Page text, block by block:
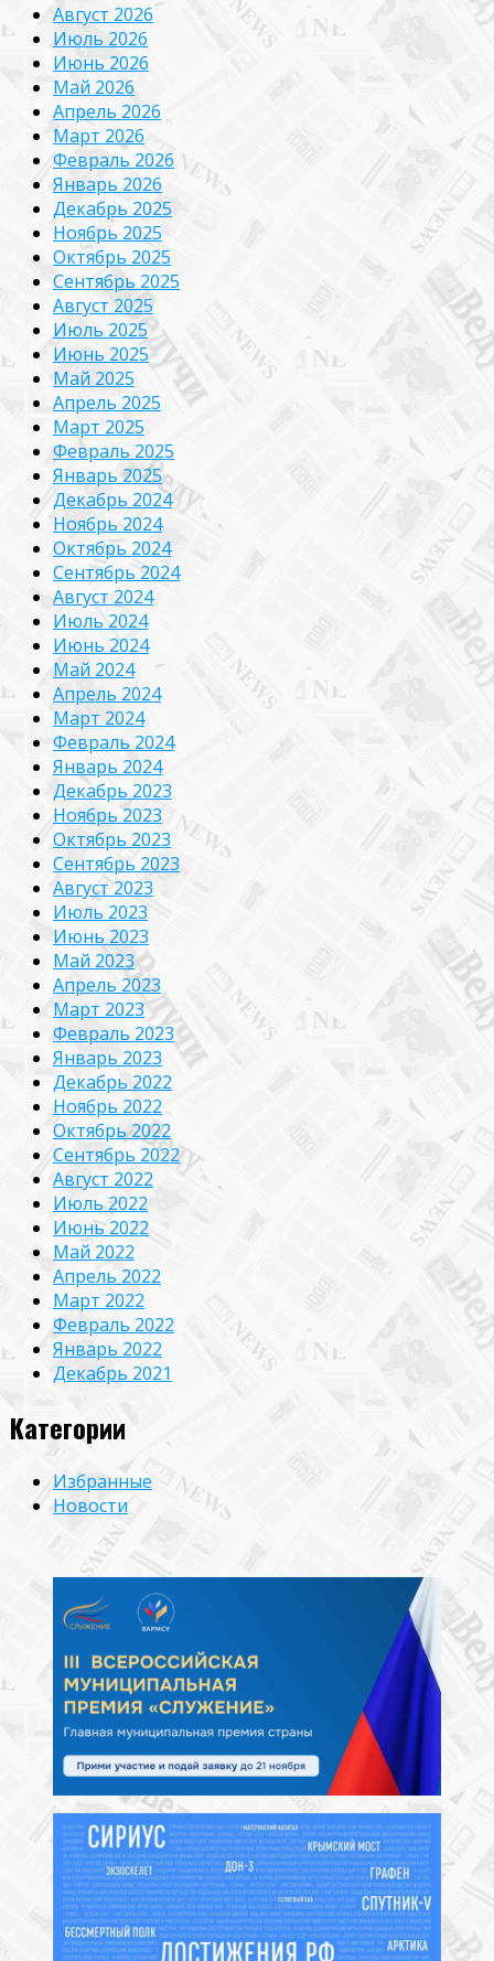
Август 2026
Июль 2026
Июнь 2026
Май 2026
Апрель 2026
Март 2026
Февраль 2026
Январь 2026
Декабрь 2025
Ноябрь 2025
Октябрь 2025
Сентябрь 2025
Август 2025
Июль 2025
Июнь 2025
Май 2025
Апрель 2025
Март 2025
Февраль 2025
Январь 2025
Декабрь 2024
Ноябрь 2024
Октябрь 2024
Сентябрь 2024
Август 2024
Июль 2024
Июнь 2024
Май 2024
Апрель 2024
Март 2024
Февраль 2024
Январь 2024
Декабрь 2023
Ноябрь 2023
Октябрь 2023
Сентябрь 2023
Август 2023
Июль 2023
Июнь 2023
Май 2023
Апрель 2023
Март 2023
Февраль 2023
Январь 2023
Декабрь 2022
Ноябрь 2022
Октябрь 2022
Сентябрь 2022
Август 2022
Июль 2022
Июнь 2022
Май 2022
Апрель 2022
Март 2022
Февраль 2022
Январь 2022
Декабрь 2021
Категории
Избранные
Новости